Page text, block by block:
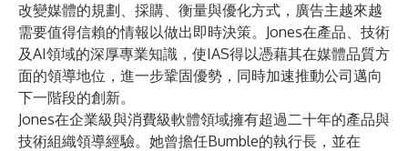
改變媒體的規劃、採購、衡量與優化方式，廣告主越來越
需要值得信賴的情報以做出即時決策。Jones在產品、技術
及AI領域的深厚專業知識，使IAS得以憑藉其在媒體品質方
面的領導地位，進一步鞏固優勢，同時加速推動公司邁向
下一階段的創新。
Jones在企業級與消費級軟體領域擁有超過二十年的產品與
技術組織領導經驗。她曾擔任Bumble的執行長，並在